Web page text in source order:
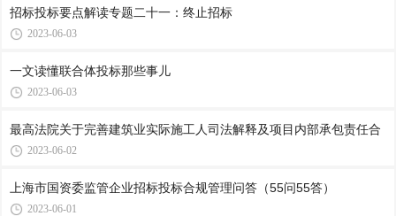
招标投标要点解读专题二十一：终止招标
2023-06-03
一文读懂联合体投标那些事儿
2023-06-03
最高法院关于完善建筑业实际施工人司法解释及项目内部承包责任合
2023-06-02
上海市国资委监管企业招标投标合规管理问答（55问55答）
2023-06-01